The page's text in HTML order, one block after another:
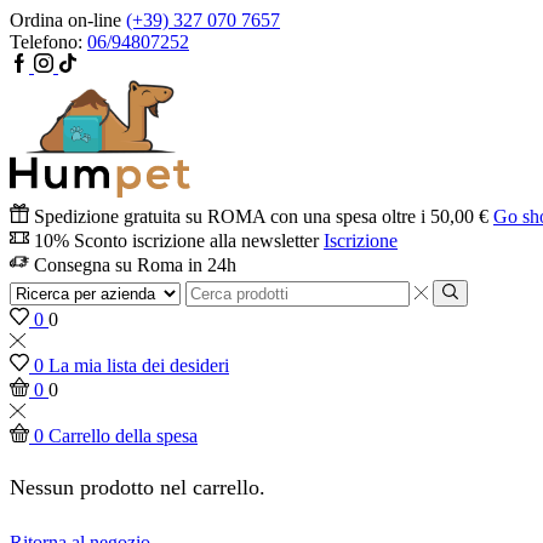
Ordina on-line (+39) 327 070 7657
Telefono: 06/94807252
Spedizione gratuita su ROMA con una spesa oltre i 50,00 € Go
10% Sconto iscrizione alla newsletter Iscrizione
Consegna su Roma in 24h
0 0
0 La mia lista dei desideri
0 0
0 Carrello della spesa
Nessun prodotto nel carrello.